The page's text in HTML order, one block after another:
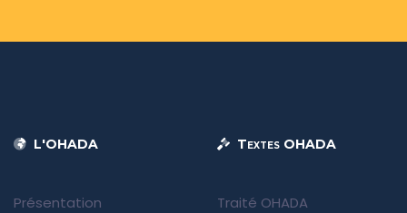
L'OHADA
Présentation
Textes OHADA
Traité OHADA